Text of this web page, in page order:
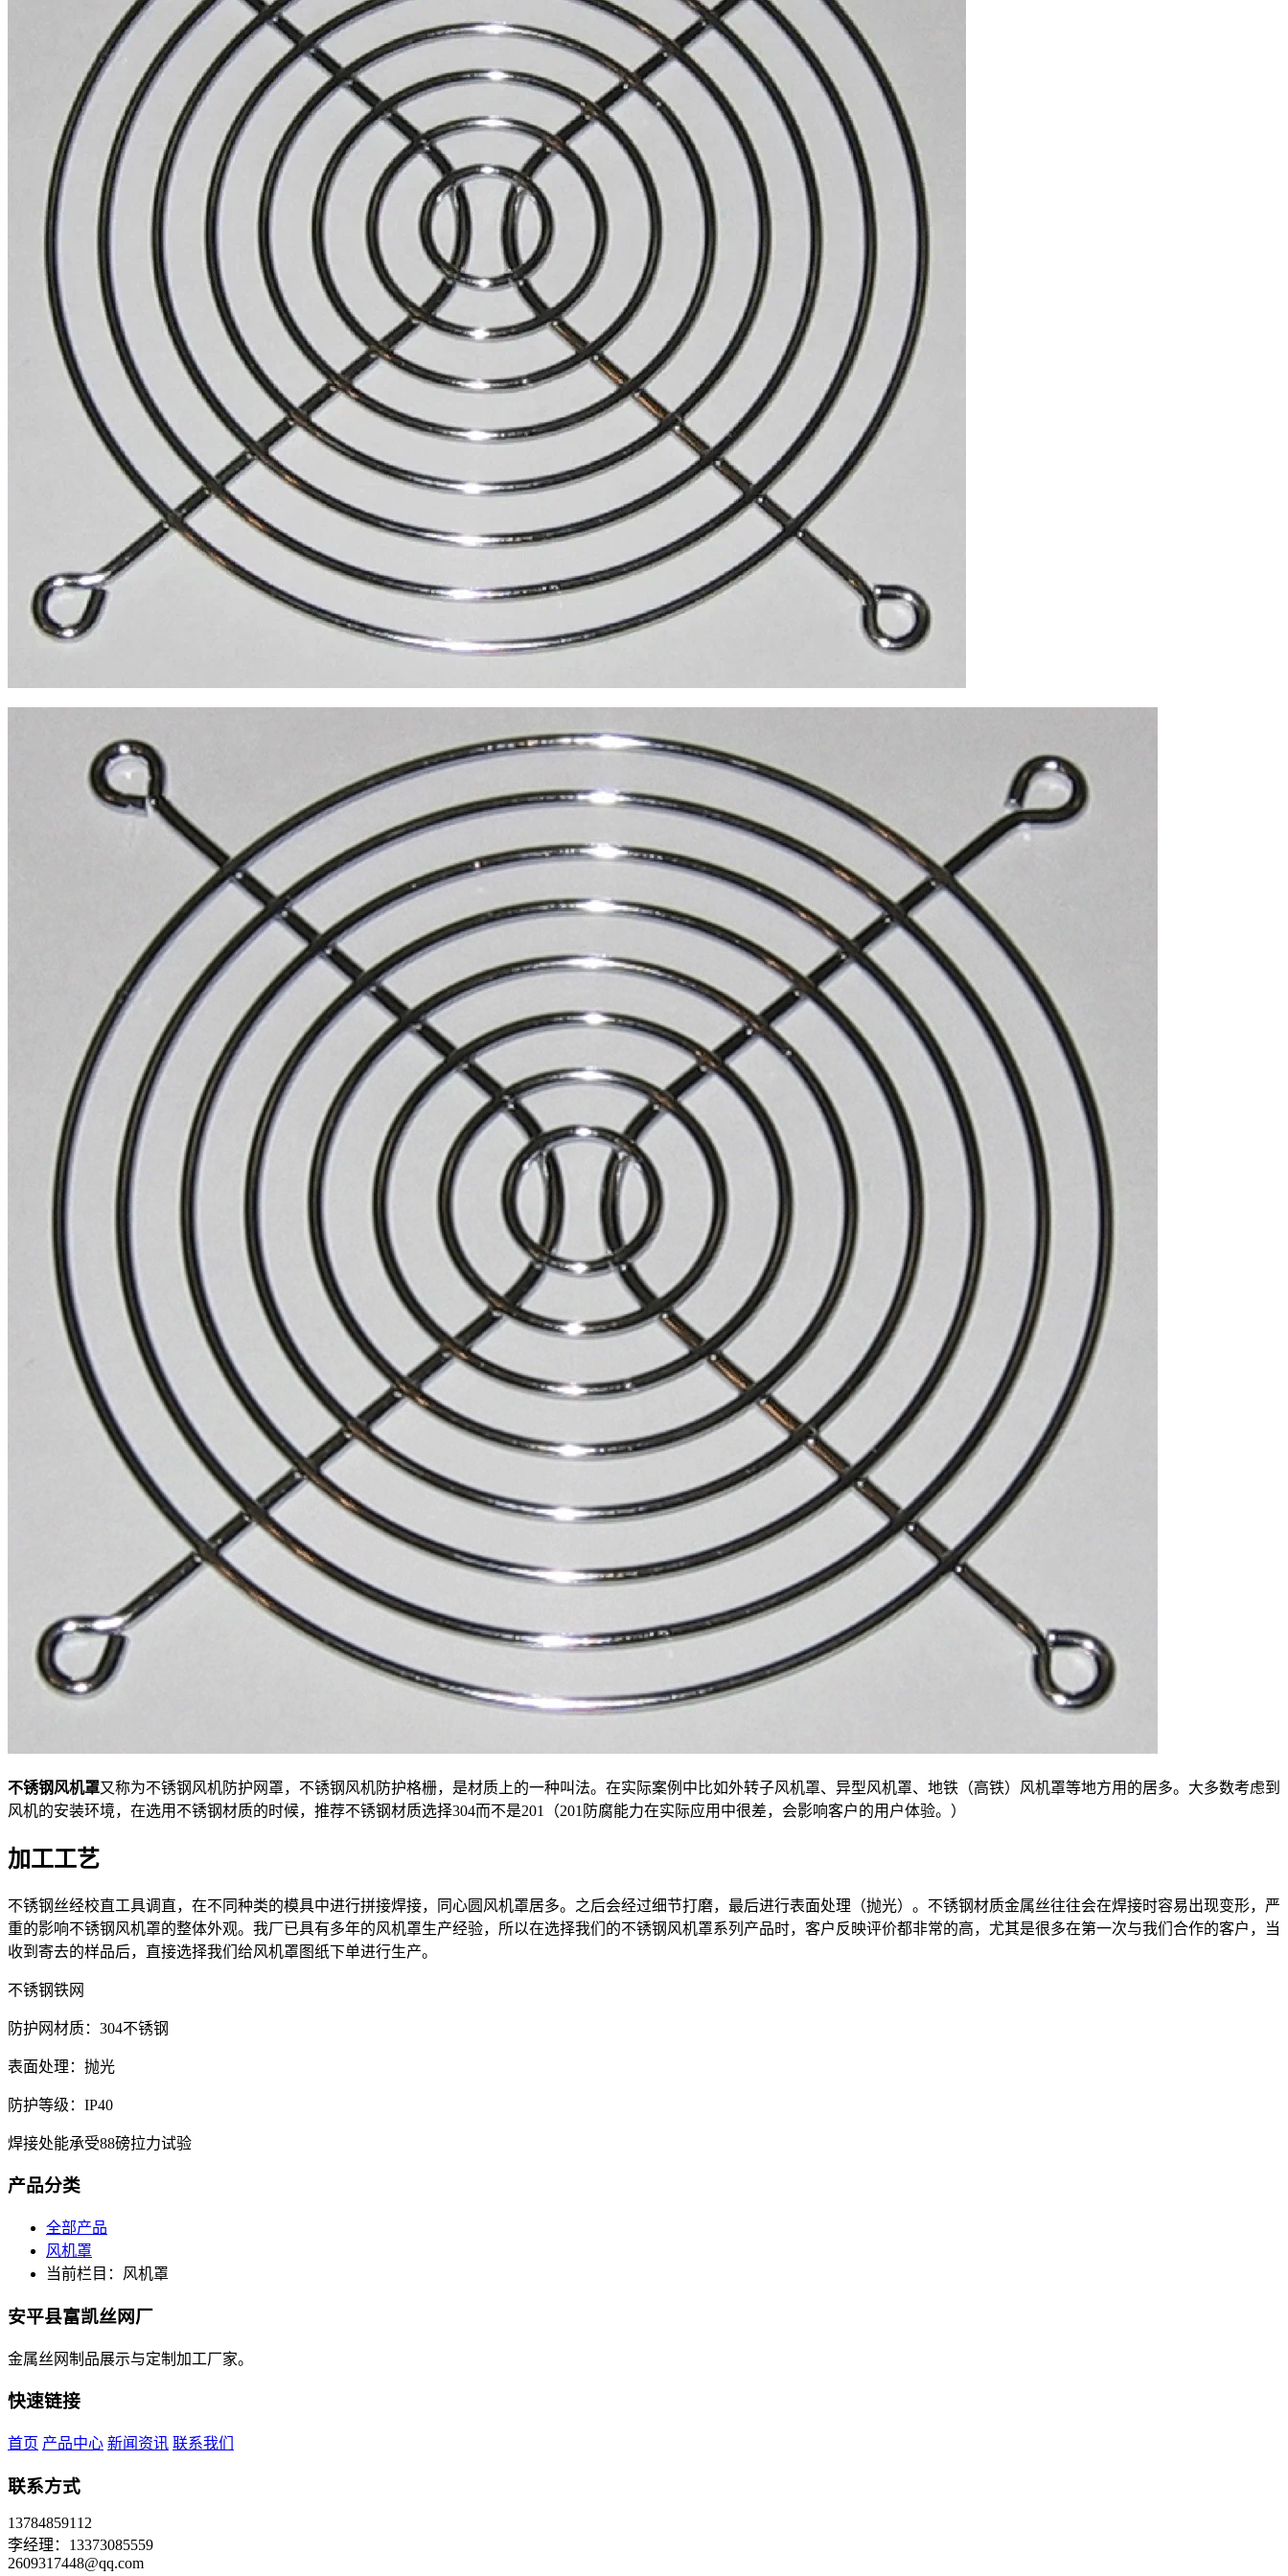
不锈钢风机罩又称为不锈钢风机防护网罩，不锈钢风机防护格栅，是材质上的一种叫法。在实际案例中比如外转子风机罩、异型风机罩、地铁（高铁）风机罩等地方用的居多。大多数考虑到
风机的安装环境，在选用不锈钢材质的时候，推荐不锈钢材质选择304而不是201（201防腐能力在实际应用中很差，会影响客户的用户体验。）
加工工艺
不锈钢丝经校直工具调直，在不同种类的模具中进行拼接焊接，同心圆风机罩居多。之后会经过细节打磨，最后进行表面处理（抛光）。不锈钢材质金属丝往往会在焊接时容易出现变形，严
重的影响不锈钢风机罩的整体外观。我厂已具有多年的风机罩生产经验，所以在选择我们的不锈钢风机罩系列产品时，客户反映评价都非常的高，尤其是很多在第一次与我们合作的客户，当
收到寄去的样品后，直接选择我们给风机罩图纸下单进行生产。
不锈钢铁网
防护网材质：304不锈钢
表面处理：抛光
防护等级：IP40
焊接处能承受88磅拉力试验
产品分类
全部产品
风机罩
当前栏目：风机罩
安平县富凯丝网厂
金属丝网制品展示与定制加工厂家。
快速链接
首页 产品中心 新闻资讯 联系我们
联系方式
13784859112
李经理：13373085559
2609317448@qq.com